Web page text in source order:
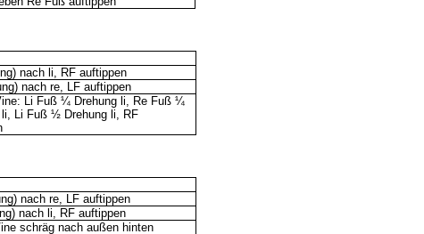
nach li, RF auftippen
nach re, LF auftippen
Li Fuß ¼ Drehung li, Re Fuß ¼
li, Li Fuß ½ Drehung li, RF
nach re, LF auftippen
nach li, RF auftippen
schräg nach außen hinten